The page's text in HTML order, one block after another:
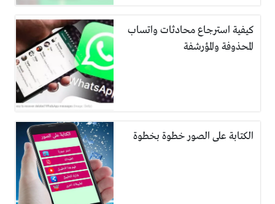
كيفية استرجاع محادثات واتساب
المحذوفة والمؤرشفة
الكتابة على الصور خطوة بخطوة